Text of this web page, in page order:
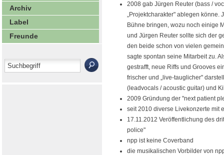
Archiv
Label
Freunde
2008 gab Jürgen Reuter (bass /
„Projektcharakter" ablegen könne.
Bühne bringen, wozu noch einige
und Jürgen Reuter sollte sich der
den beide schon von vielen
sagte spontan seine Mitarbeit zu.
gestrafft, neue Riffs und Grooves
frischer und „live-tauglicher"
(leadvocals / acoustic guitar) und
2009 Gründung der "next patient
seit 2010 diverse Livekonzerte mit
17.11.2012 Veröffentlichung des
police"
npp ist keine Coverband
die musikalischen Vorbilder von